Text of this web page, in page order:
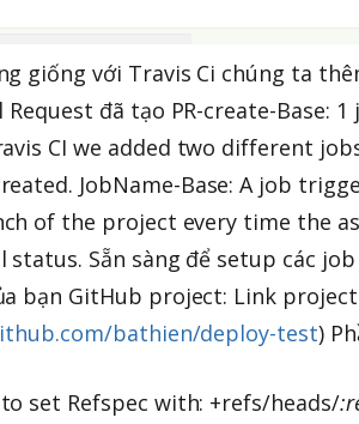
giống với Travis Ci chúng ta
Request đã tạo PR-create-Base:
CI we added two different
JobName-Base: A job
of the project every time the
status. Sẵn sàng để setup các
bạn GitHub project: Link
bathien/deploy-test)
set Refspec with: +refs/heads/